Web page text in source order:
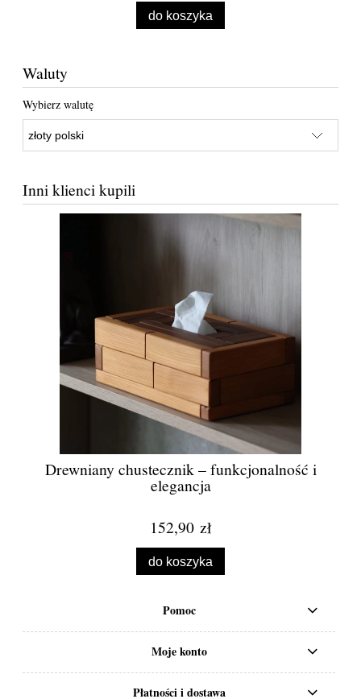
do koszyka
Waluty
Wybierz walutę
Inni klienci kupili
Drewniany chustecznik – funkcjonalność i
elegancja
152,90 zł
do koszyka
Pomoc
Moje konto
Płatności i dostawa